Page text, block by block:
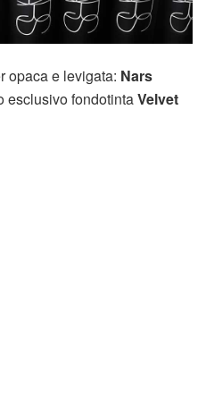
opaca e levigata: Nars
esclusivo fondotintaVelvet